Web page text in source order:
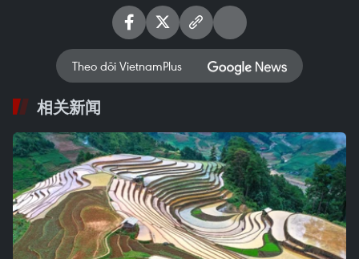
Theo dõi VietnamPlus
相关新闻